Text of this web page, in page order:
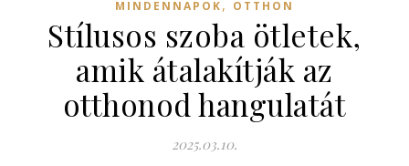
MINDENNAPOK, OTTHON
Stílusos szoba ötletek,
amik átalakítják az
otthonod hangulatát
2025.03.10.